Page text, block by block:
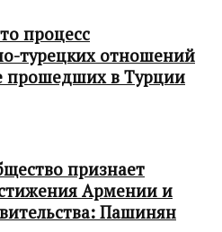
процесс
турецких отношений
прошедших в Турции
признает
Армении и
Пашинян